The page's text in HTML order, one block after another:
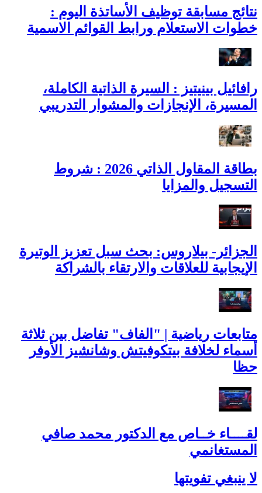
نتائج مسابقة توظيف الأساتذة اليوم :
خطوات الاستعلام ورابط القوائم الاسمية
رافائيل بينيتيز : السيرة الذاتية الكاملة،
المسيرة، الإنجازات والمشوار التدريبي
بطاقة المقاول الذاتي 2026 : شروط
التسجيل والمزايا
الجزائر- بيلاروس: بحث سبل تعزيز الوتيرة
الإيجابية للعلاقات والارتقاء بالشراكة
متابعات رياضية | "الفاف" تفاضل بين ثلاثة
أسماء لخلافة بيتكوفيتش وشانشيز الأوفر
حظا
لقــــاء خــاص مع الدكتور محمد صافي
المستغانمي
لا ينبغي تفويتها